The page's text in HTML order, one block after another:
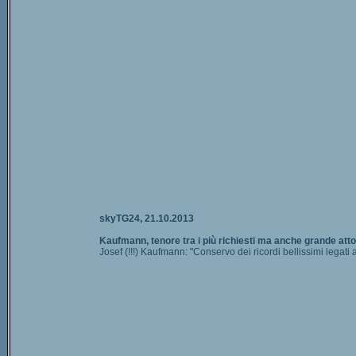
skyTG24, 21.10.2013
Kaufmann, tenore tra i più richiesti ma anche grande
Josef (!!!) Kaufmann: "Conservo dei ricordi bellissimi legati